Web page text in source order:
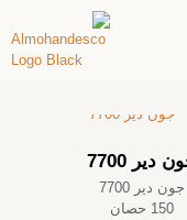
دير 7700
جون دير 7700
150 حصان